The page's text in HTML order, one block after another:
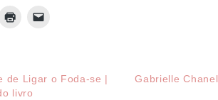
de Ligar o Foda-se |
livro
Gabrielle Chanel